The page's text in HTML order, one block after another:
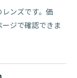
ンズです。価
ジで確認できま